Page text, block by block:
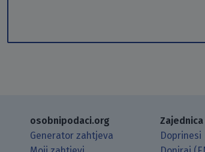
osobnipodaci.org
Generator zahtjeva
Zajednica
Doprinesi